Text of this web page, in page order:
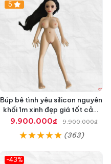
5
Búp bê tình yêu silicon nguyên
khối 1m xinh đẹp giá tốt cảm
giác thật
9.900.000₫ 9.900.000₫
(363)
-43%